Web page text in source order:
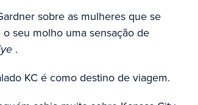
sobre as mulheres que se
seu molho uma sensação de
.
KC é como destino de viagem.